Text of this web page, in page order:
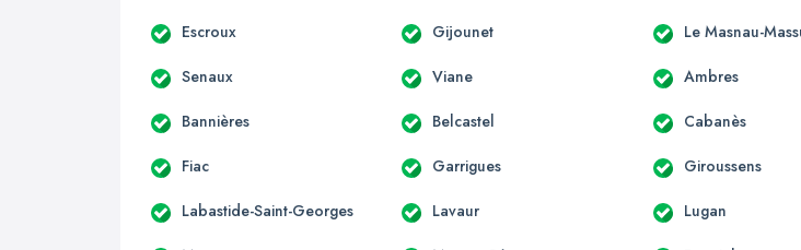
Escroux Gijounet Le Masnau-
Senaux Viane Ambres
Bannières Belcastel Cabanès
Fiac Garrigues Giroussens
Labastide-Saint-Georges Lavaur Lugan